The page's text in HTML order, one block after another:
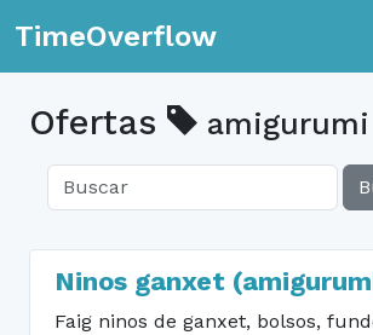
TimeOverflow
Ofertas amigurumi
Ninos ganxet
Faig ninos de ganxet, bolsos,